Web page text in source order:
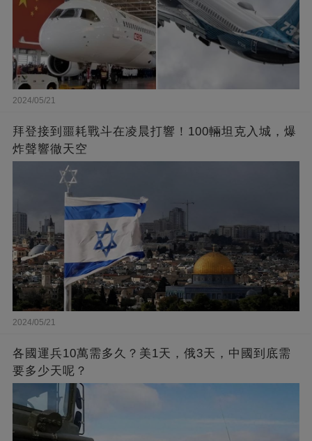
2024/05/21
拜登接到噩耗戰斗在凌晨打響！100輛坦克入城，爆
炸聲響徹天空
2024/05/21
各國運兵10萬需多久？美1天，俄3天，中國到底需
要多少天呢？